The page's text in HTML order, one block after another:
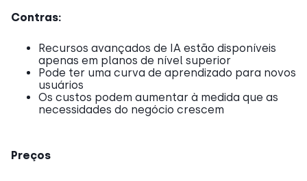
Contras:
Recursos avançados de IA estão disponíveis
apenas em planos de nível superior
Pode ter uma curva de aprendizado para novos
usuários
Os custos podem aumentar à medida que as
necessidades do negócio crescem
Preços